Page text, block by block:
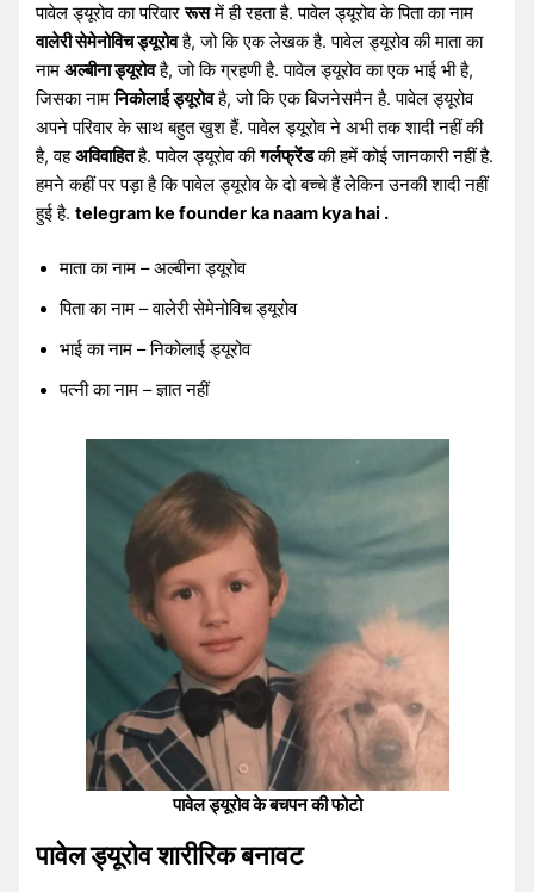
पावेल ड्यूरोव का परिवाररूसमें ही रहता है. पावेल ड्यूरोव के पिता का नाम
वालेरी सेमेनोविच ड्यूरोवहै, जो कि एक लेखक है. पावेल ड्यूरोव की माता का
नामअल्बीना ड्यूरोवहै, जो कि ग्रहणी है. पावेल ड्यूरोव का एक भाई भी है,
जिसका नामनिकोलाई ड्यूरोवहै, जो कि एक बिजनेसमैन है. पावेल ड्यूरोव
अपने परिवार के साथ बहुत खुश हैं. पावेल ड्यूरोव ने अभी तक शादी नहीं की
है, वहअविवाहितहै. पावेल ड्यूरोव कीगर्लफ्रेंडकी हमें कोई जानकारी नहीं है.
हमने कहीं पर पड़ा है कि पावेल ड्यूरोव के दो बच्चे हैं लेकिन उनकी शादी नहीं
हुई है.telegram ke founder ka naam kya hai .
माता का नाम – अल्बीना ड्यूरोव
पिता का नाम – वालेरी सेमेनोविच ड्यूरोव
भाई का नाम – निकोलाई ड्यूरोव
पत्नी का नाम – ज्ञात नहीं
पावेल ड्यूरोव के बचपन की फोटो
पावेल ड्यूरोव शारीरिक बनावट